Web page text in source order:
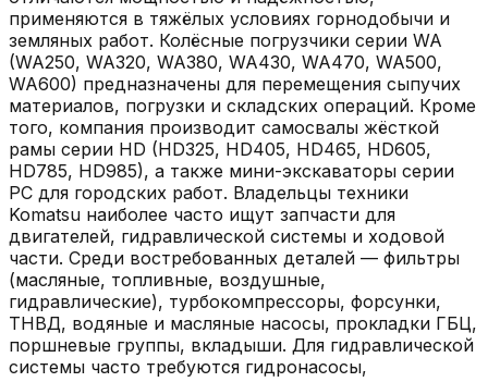
применяются в тяжёлых условиях горнодобычи и
земляных работ. Колёсные погрузчики серии WA
(WA250, WA320, WA380, WA430, WA470, WA500,
WA600) предназначены для перемещения сыпучих
материалов, погрузки и складских операций. Кроме
того, компания производит самосвалы жёсткой
рамы серии HD (HD325, HD405, HD465, HD605,
HD785, HD985), а также мини-экскаваторы серии
PC для городских работ. Владельцы техники
Komatsu наиболее часто ищут запчасти для
двигателей, гидравлической системы и ходовой
части. Среди востребованных деталей — фильтры
(масляные, топливные, воздушные,
гидравлические), турбокомпрессоры, форсунки,
ТНВД, водяные и масляные насосы, прокладки ГБЦ,
поршневые группы, вкладыши. Для гидравлической
системы часто требуются гидронасосы,